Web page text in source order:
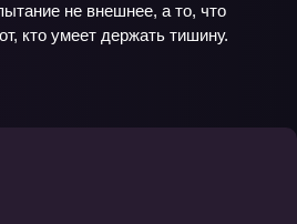
не внешнее, а то, что
кто умеет держать тишину.